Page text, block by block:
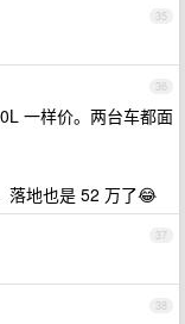
35
36
一样价。两台车都面
落地也是 52 万了😂
37
38